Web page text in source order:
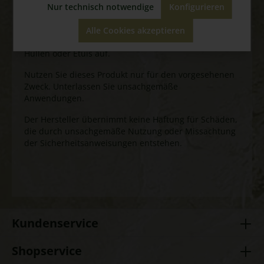
Messer nur dort, wo es erlaubt ist.
Halten Sie die Finger immer außerhalb der
Schnittbereich. Bewahren Sie Messer in geeigneten
Hüllen oder Etuis auf.
Nutzen Sie dieses Produkt nur für den vorgesehenen
Zweck. Unterlassen Sie unsachgemäße
Der Hersteller übernimmt keine Haftung für Schäden,
die durch unsachgemäße Nutzung oder Missachtung
der Sicherheitsanweisungen entstehen.
Kundenservice
Shopservice
Nur technisch notwendige Konfigurieren
Alle Cookies akzeptieren